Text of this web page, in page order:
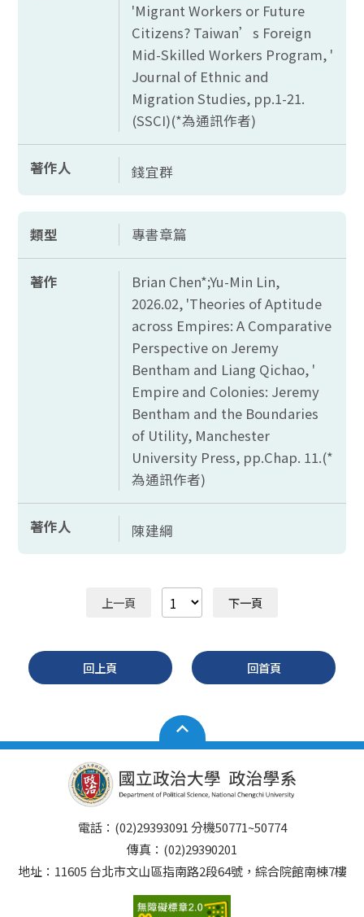
'Migrant Workers or Future
Citizens? Taiwan’s Foreign
Mid-Skilled Workers Program, '
Journal of Ethnic and
Migration Studies, pp.1-21.
(SSCI)(*為通訊作者)
著作人 錢宜群
類型 專書章篇
著作
Brian Chen*;Yu-Min Lin,
2026.02, 'Theories of Aptitude
across Empires: A Comparative
Perspective on Jeremy
Bentham and Liang Qichao, '
Empire and Colonies: Jeremy
Bentham and the Boundaries
of Utility, Manchester
University Press, pp.Chap. 11.(*
為通訊作者)
著作人 陳建綱
上一頁 下一頁
回上頁 回首頁
電話：(02)29393091 分機50771~50774
傳真：(02)29390201
地址：11605 台北市文山區指南路2段64號，綜合院館南棟7樓